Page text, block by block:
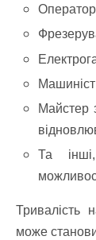
Майстер
Та
Тривалість
може